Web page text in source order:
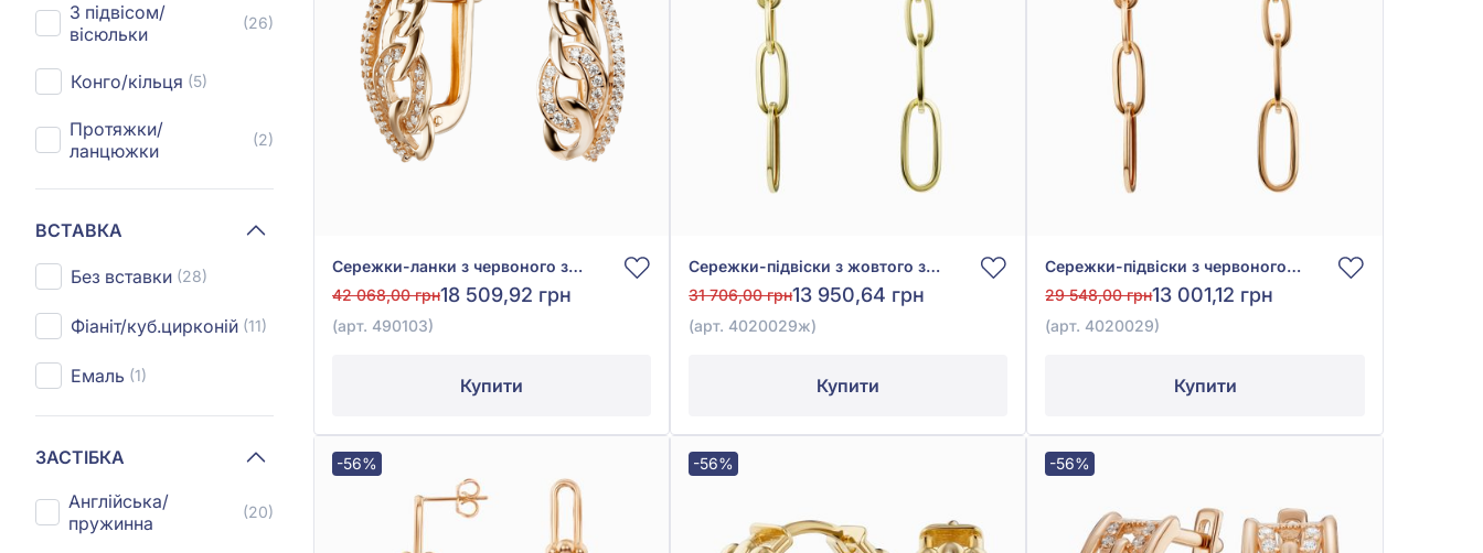
З підвісом/
вісюльки
(26)
Конго/кільця (5)
Протяжки/
ланцюжки
(2)
ВСТАВКА
Без вставки (28)
Фіаніт/куб.цирконій (11)
Емаль (1)
ЗАСТІБКА
Англійська/
пружинна
(20)
Сережки-ланки з червоного золота 585° з фіанітом/куб.цирконієм, арт. 490103
42 068,00 грн18 509,92 грн
(арт. 490103)
Купити
Сережки-підвіски з жовтого золота 585° без вставки, арт. 4020029ж
31 706,00 грн13 950,64 грн
(арт. 4020029ж)
Купити
Сережки-підвіски з червоного золота 585°, арт. 4020029
29 548,00 грн13 001,12 грн
(арт. 4020029)
Купити
-56% -56% -56%